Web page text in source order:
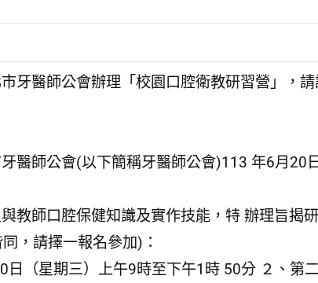
牙醫師公會辦理「校園口腔衛教研習營」，
醫師公會(以下簡稱牙醫師公會)113 年6月20
教師口腔保健知識及實作技能，特 辦理旨揭
，請擇一報名參加)：
日（星期三）上午9時至下午1時 50分 ２、第